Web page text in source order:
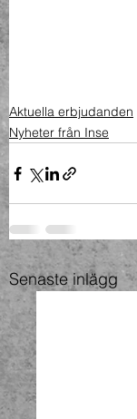
Aktuella erbjudanden
Nyheter från Inse
Senaste inlägg